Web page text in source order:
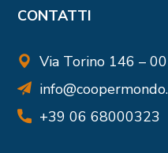
CONTATTI
Via Torino 146 –
+39 06 68000323